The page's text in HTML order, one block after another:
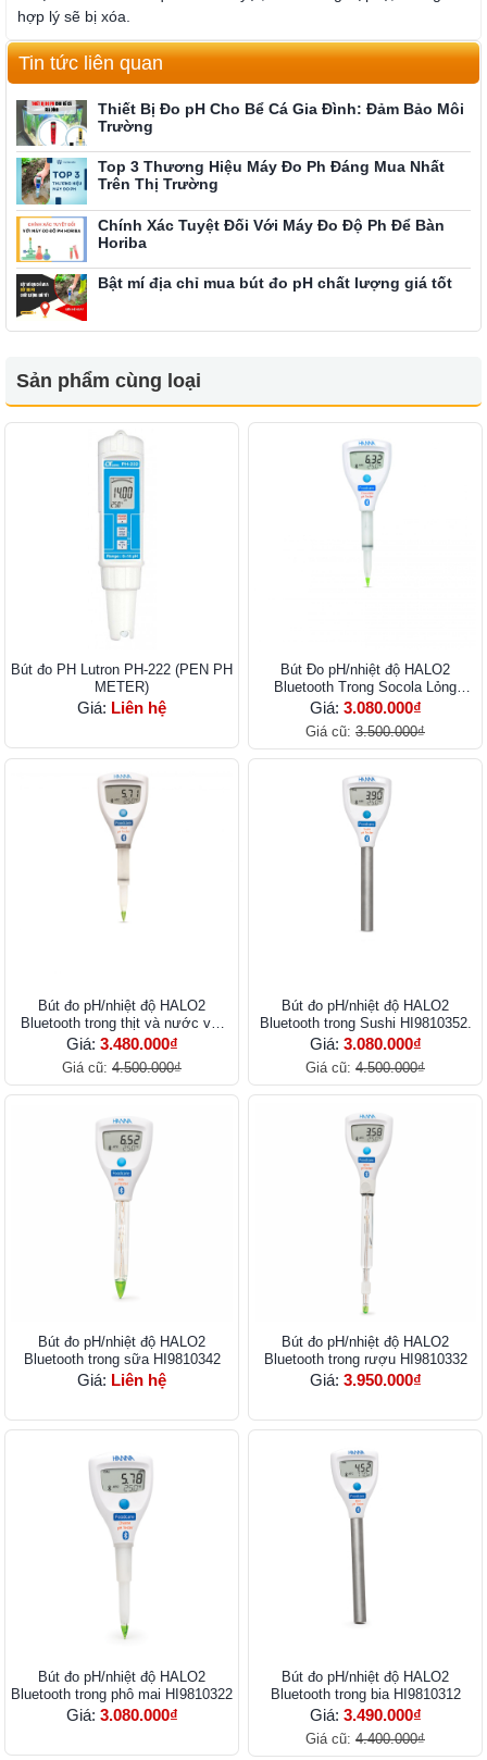
hợp lý sẽ bị xóa.
Tin tức liên quan
Thiết Bị Đo pH Cho Bể Cá Gia Đình: Đảm Bảo Môi
Trường
Top 3 Thương Hiệu Máy Đo Ph Đáng Mua Nhất
Trên Thị Trường
Chính Xác Tuyệt Đối Với Máy Đo Độ Ph Để Bàn
Horiba
Bật mí địa chỉ mua bút đo pH chất lượng giá tốt
Sản phẩm cùng loại
Bút đo PH Lutron PH-222 (PEN PH
METER)
Giá: Liên hệ
Bút Đo pH/nhiệt độ HALO2
Bluetooth Trong Socola Lỏng
HI9810392
Giá: 3.080.000₫
Giá cũ: 3.500.000₫
Bút đo pH/nhiệt độ HALO2
Bluetooth trong thịt và nước với
thiết kế gắn lưỡi dao HI9810452
Giá: 3.480.000₫
Giá cũ: 4.500.000₫
Bút đo pH/nhiệt độ HALO2
Bluetooth trong Sushi HI9810352.
Giá: 3.080.000₫
Giá cũ: 4.500.000₫
Bút đo pH/nhiệt độ HALO2
Bluetooth trong sữa HI9810342
Giá: Liên hệ
Bút đo pH/nhiệt độ HALO2
Bluetooth trong rượu HI9810332
Giá: 3.950.000₫
Bút đo pH/nhiệt độ HALO2
Bluetooth trong phô mai HI9810322
Giá: 3.080.000₫
Bút đo pH/nhiệt độ HALO2
Bluetooth trong bia HI9810312
Giá: 3.490.000₫
Giá cũ: 4.400.000₫